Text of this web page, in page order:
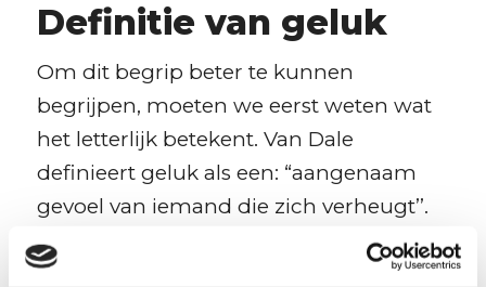
Definitie van geluk
Om dit begrip beter te kunnen
begrijpen, moeten we eerst weten wat
het letterlijk betekent. Van Dale
definieert geluk als een: “aangenaam
gevoel van iemand die zich verheugt’’.
Of in andere woorden het gevoel dat je
je leven goed op de rit hebt staan. Geld